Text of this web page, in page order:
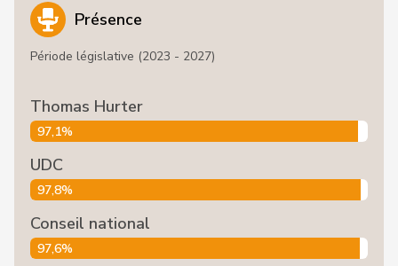
Présence
Période législative (2023 - 2027)
Thomas Hurter
97,1%
UDC
97,8%
Conseil national
97,6%